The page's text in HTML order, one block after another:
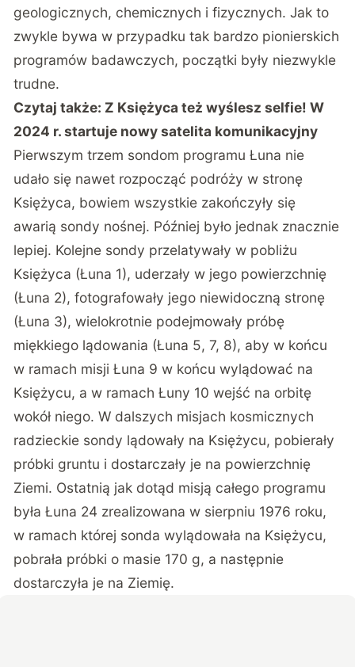
geologicznych, chemicznych i fizycznych. Jak to
zwykle bywa w przypadku tak bardzo pionierskich
programów badawczych, początki były niezwykle
trudne.
Czytaj także: Z Księżyca też wyślesz selfie! W
2024 r. startuje nowy satelita komunikacyjny
Pierwszym trzem sondom programu Łuna nie
udało się nawet rozpocząć podróży w stronę
Księżyca, bowiem wszystkie zakończyły się
awarią sondy nośnej. Później było jednak znacznie
lepiej. Kolejne sondy przelatywały w pobliżu
Księżyca (Łuna 1), uderzały w jego powierzchnię
(Łuna 2), fotografowały jego niewidoczną stronę
(Łuna 3), wielokrotnie podejmowały próbę
miękkiego lądowania (Łuna 5, 7, 8), aby w końcu
w ramach misji Łuna 9 w końcu wylądować na
Księżycu, a w ramach Łuny 10 wejść na orbitę
wokół niego. W dalszych misjach kosmicznych
radzieckie sondy lądowały na Księżycu, pobierały
próbki gruntu i dostarczały je na powierzchnię
Ziemi. Ostatnią jak dotąd misją całego programu
była Łuna 24 zrealizowana w sierpniu 1976 roku,
w ramach której sonda wylądowała na Księżycu,
pobrała próbki o masie 170 g, a następnie
dostarczyła je na Ziemię.